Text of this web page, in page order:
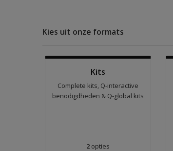
Kies uit onze formats
Kits
Complete kits, Q-interactive
benodigdheden & Q-global kits
2 opties